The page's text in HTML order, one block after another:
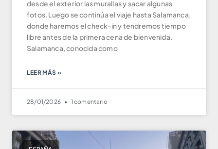
desde el exterior las murallas y sacar algunas
fotos. Luego se continúa el viaje hasta Salamanca,
donde haremos el check-in y tendremos tiempo
libre antes de la primera cena de bienvenida.
Salamanca, conocida como
LEER MÁS »
28/01/2026 1 comentario